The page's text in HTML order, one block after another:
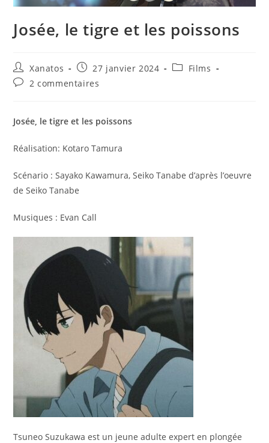
Josée, le tigre et les poissons
Auteur/autrice
de
la
Xanatos
Publication
publiée :
27 janvier 2024
PostFilms
Commentaires
publication :
2 commentaires
Josée, le tigre et les poissons
Réalisation: Kotaro Tamura
Scénario : Sayako Kawamura, Seiko Tanabe d’après l’oeuvre
de Seiko Tanabe
Musiques : Evan Call
Tsuneo Suzukawa est un jeune adulte expert en plongée